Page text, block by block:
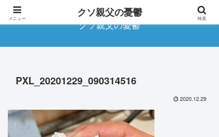
クソ親父の憂鬱
PXL_20201229_090314516
2020.12.29
メニュー クソ親父の憂鬱 検索